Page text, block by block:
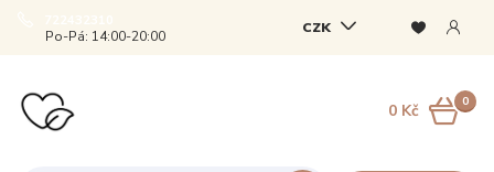
CZK
Po-Pá: 14:00-20:00
0
0 Kč